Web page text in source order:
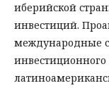
иберийской
инвестиций.
международные
инвестиционного